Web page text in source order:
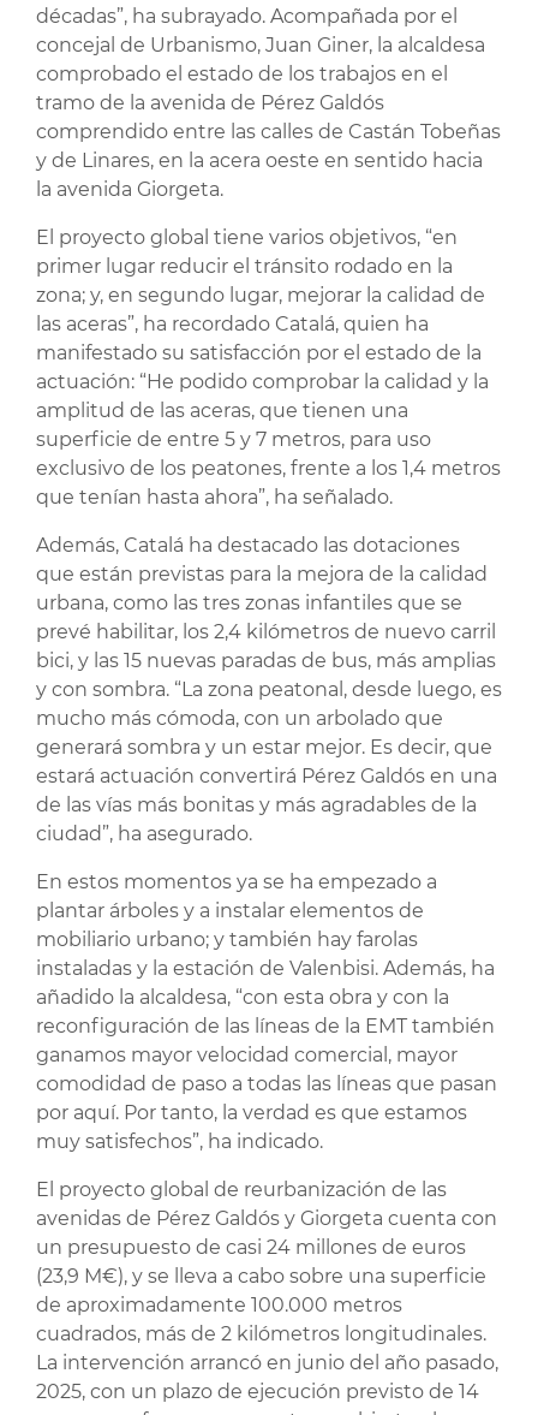
décadas”, ha subrayado. Acompañada por el
concejal de Urbanismo, Juan Giner, la alcaldesa
comprobado el estado de los trabajos en el
tramo de la avenida de Pérez Galdós
comprendido entre las calles de Castán Tobeñas
y de Linares, en la acera oeste en sentido hacia
la avenida Giorgeta.
El proyecto global tiene varios objetivos, “en
primer lugar reducir el tránsito rodado en la
zona; y, en segundo lugar, mejorar la calidad de
las aceras”, ha recordado Catalá, quien ha
manifestado su satisfacción por el estado de la
actuación: “He podido comprobar la calidad y la
amplitud de las aceras, que tienen una
superficie de entre 5 y 7 metros, para uso
exclusivo de los peatones, frente a los 1,4 metros
que tenían hasta ahora”, ha señalado.
Además, Catalá ha destacado las dotaciones
que están previstas para la mejora de la calidad
urbana, como las tres zonas infantiles que se
prevé habilitar, los 2,4 kilómetros de nuevo carril
bici, y las 15 nuevas paradas de bus, más amplias
y con sombra. “La zona peatonal, desde luego, es
mucho más cómoda, con un arbolado que
generará sombra y un estar mejor. Es decir, que
estará actuación convertirá Pérez Galdós en una
de las vías más bonitas y más agradables de la
ciudad”, ha asegurado.
En estos momentos ya se ha empezado a
plantar árboles y a instalar elementos de
mobiliario urbano; y también hay farolas
instaladas y la estación de Valenbisi. Además, ha
añadido la alcaldesa, “con esta obra y con la
reconfiguración de las líneas de la EMT también
ganamos mayor velocidad comercial, mayor
comodidad de paso a todas las líneas que pasan
por aquí. Por tanto, la verdad es que estamos
muy satisfechos”, ha indicado.
El proyecto global de reurbanización de las
avenidas de Pérez Galdós y Giorgeta cuenta con
un presupuesto de casi 24 millones de euros
(23,9 M€), y se lleva a cabo sobre una superficie
de aproximadamente 100.000 metros
cuadrados, más de 2 kilómetros longitudinales.
La intervención arrancó en junio del año pasado,
2025, con un plazo de ejecución previsto de 14